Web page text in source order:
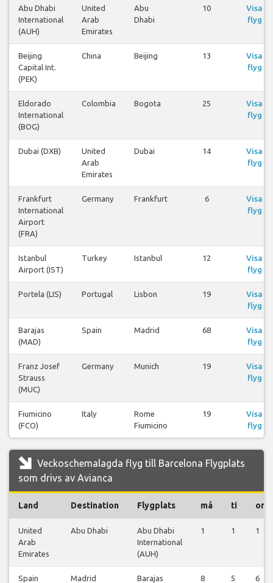
Abu Dhabi
International
(AUH)
United
Arab
Emirates
Abu
Dhabi
10
Visa
flyg
Beijing
Capital Int.
(PEK)
China Beijing 13
Visa
flyg
Eldorado
International
(BOG)
Colombia Bogota 25
Visa
flyg
Dubai (DXB)
United
Arab
Emirates
Dubai 14
Visa
flyg
Frankfurt
International
Airport
(FRA)
Germany Frankfurt 6
Visa
flyg
Istanbul
Airport (IST)
Turkey Istanbul 12
Visa
flyg
Portela (LIS) Portugal Lisbon 19
Visa
flyg
Barajas
(MAD)
Spain Madrid 68
Visa
flyg
Franz Josef
Strauss
(MUC)
Germany Munich 19
Visa
flyg
Fiumicino
(FCO)
Italy
Rome
Fiumicino
19
Visa
flyg
Veckoschemalagda flyg till Barcelona Flygplats
som drivs av Avianca
Land Destination Flygplats må ti on
United
Arab
Emirates
Abu Dhabi
Abu Dhabi
International
(AUH)
1 1 1
Spain Madrid
Barajas
8 5 6